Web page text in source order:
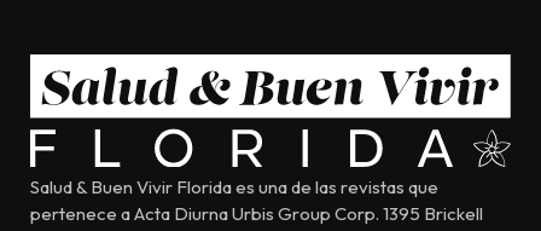
Salud & Buen Vivir Florida es una de las revistas que
pertenece a Acta Diurna Urbis Group Corp. 1395 Brickell